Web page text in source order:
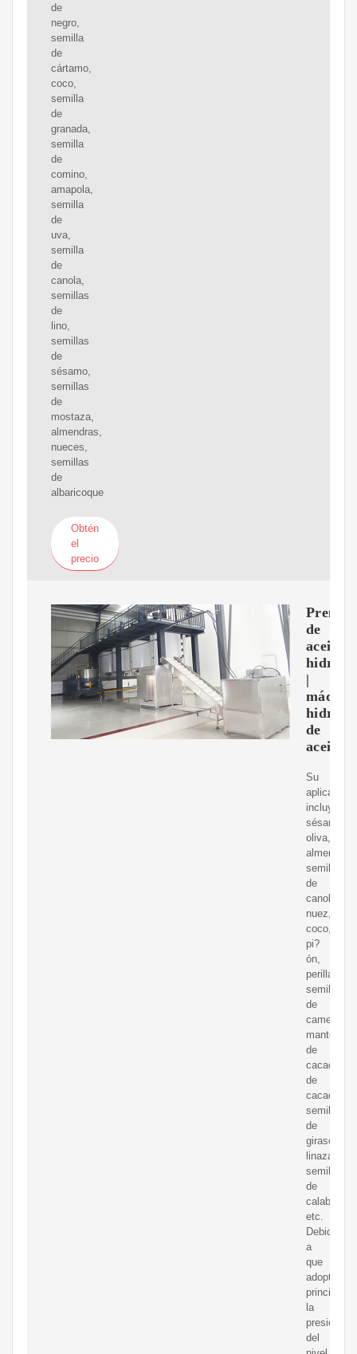
de
negro,
semilla
de
cártamo,
coco,
semilla
de
granada,
semilla
de
comino,
amapola,
semilla
de
uva,
semilla
de
canola,
semillas
de
lino,
semillas
de
sésamo,
semillas
de
mostaza,
almendras,
nueces,
semillas
de
albaricoque
Obtén
el
precio
Prensa
de
aceite
|
de
aceite
Su
aplicación
incluye
sésamo,
oliva,
almendra,
semilla
de
canola,
nuez,
coco,
pi?
ón,
perilla,
semilla
de
camelia,
manteca
de
cacao/
de
cacao,
semilla
de
girasol,
linaza,
semilla
de
calabaza,
etc.
Debido
a
que
adopta
la
presión
del